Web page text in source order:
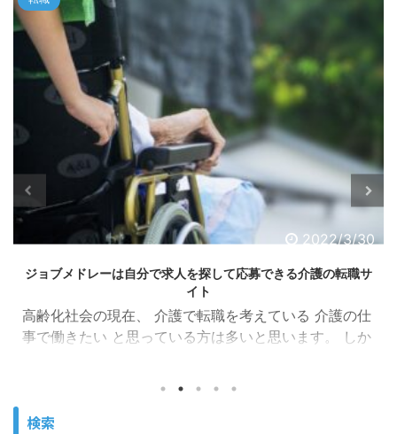
2022/3/30
ジョブメドレーは自分で求人を探して応募できる介護の転職サ
イト
高齢化社会の現在、 介護で転職を考えている 介護の仕
事で働きたい と思っている方は多いと思います。 しか
な。。。 という方もいると思います。 これは一般職や
検索